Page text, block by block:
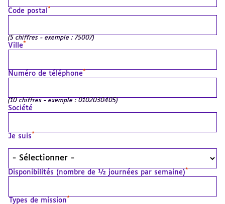
Code postal *
(5 chiffres - exemple : 75007)
Ville *
Numéro de téléphone *
(10 chiffres - exemple : 0102030405)
Société
Je suis *
Disponibilités (nombre de ½ journées par semaine) *
Types de mission *